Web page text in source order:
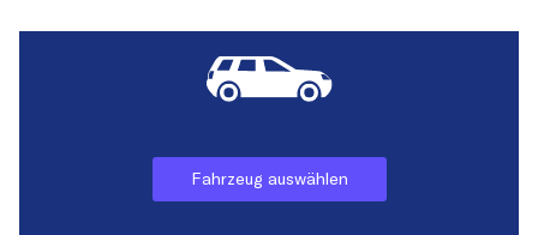
Fahrzeug auswählen